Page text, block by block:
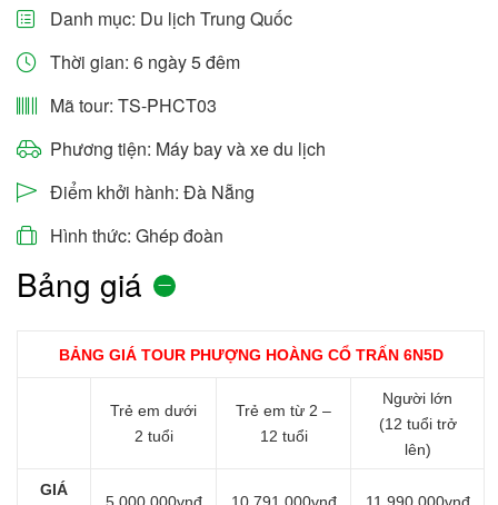
Danh mục: Du lịch Trung Quốc
Thời gian: 6 ngày 5 đêm
Mã tour: TS-PHCT03
Phương tiện: Máy bay và xe du lịch
Điểm khởi hành: Đà Nẵng
Hình thức: Ghép đoàn
Bảng giá
BẢNG GIÁ TOUR PHƯỢNG HOÀNG CỔ TRẤN 6N5D
Trẻ em dưới
2 tuổi
Trẻ em từ 2 –
12 tuổi
Người lớn
(12 tuổi trở
lên)
GIÁ
5.000.000vnđ 10.791.000vnđ 11.990.000vnđ